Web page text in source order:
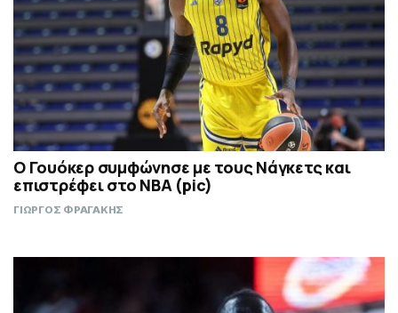
Ο Γουόκερ συμφώνησε με τους Νάγκετς και
επιστρέφει στο NBA (pic)
ΓΙΩΡΓΟΣ ΦΡΑΓΑΚΗΣ